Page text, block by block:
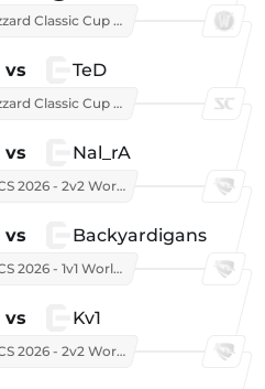
Blizzard Classic Cup 2026
vs TeD
Blizzard Classic Cup 2026
vs Nal_rA
RLCS 2026 - 2v2 World Championship
vs Backyardigans
RLCS 2026 - 1v1 World Championship
vs Kv1
RLCS 2026 - 2v2 World Championship